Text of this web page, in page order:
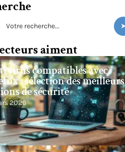
aiment
compatibles avec
: sélection des meilleurs
de sécurité
2026